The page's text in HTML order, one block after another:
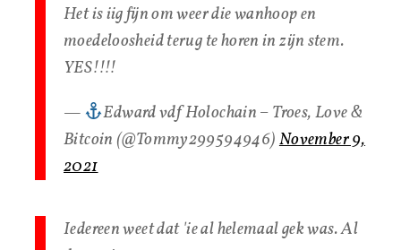
Het is iig fijn om weer die wanhoop en
moedeloosheid terug te horen in zijn stem.
YES!!!!
—
Edward vdf Holochain – Troes, Love &
Bitcoin (@Tommy299594946)November 9,
2021
Iedereen weet dat 'ie al helemaal gek was. Al